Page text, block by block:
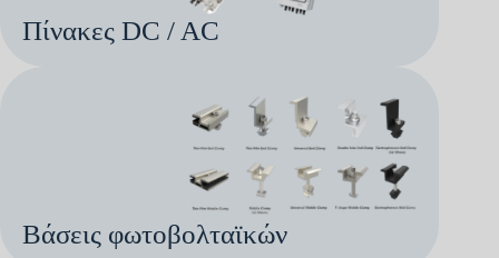
Πίνακες DC / AC
Βάσεις φωτοβολταϊκών